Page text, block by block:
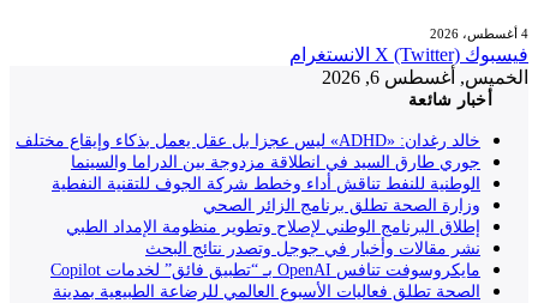
فيسبوك X (Twitter) الانستغرام
الخميس, أغسطس 6, 2026
أخبار شائعة
خالد رغدان: «ADHD» ليس عجزا بل عقل يعمل بذكاء وإيقاع مختلف
جوري طارق السيد في انطلاقة مزدوجة بين الدراما والسينما
الوطنية للنفط تناقش أداء وخطط شركة الجوف للتقنية النفطية
وزارة الصحة تطلق برنامج الزائر الصحي
إطلاق البرنامج الوطني لإصلاح وتطوير منظومة الإمداد الطبي
نشر مقالات وأخبار في جوجل وتصدر نتائج البحث
مايكروسوفت تنافس OpenAI بـ “تطبيق فائق” لخدمات Copilot
الصحة تطلق فعاليات الأسبوع العالمي للرضاعة الطبيعية بمدينة